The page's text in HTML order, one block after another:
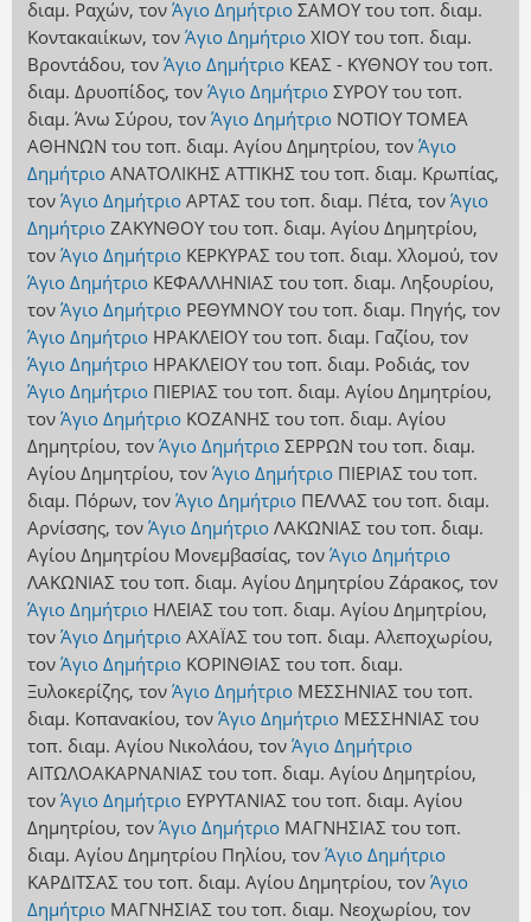
διαμ. Ραχών, τον Άγιο Δημήτριο ΣΑΜΟΥ του τοπ. διαμ.
Κοντακαιίκων, τον Άγιο Δημήτριο ΧΙΟΥ του τοπ. διαμ.
Βροντάδου, τον Άγιο Δημήτριο ΚΕΑΣ - ΚΥΘΝΟΥ του τοπ.
διαμ. Δρυοπίδος, τον Άγιο Δημήτριο ΣΥΡΟΥ του τοπ.
διαμ. Άνω Σύρου, τον Άγιο Δημήτριο ΝΟΤΙΟΥ ΤΟΜΕΑ
ΑΘΗΝΩΝ του τοπ. διαμ. Αγίου Δημητρίου, τον Άγιο
Δημήτριο ΑΝΑΤΟΛΙΚΗΣ ΑΤΤΙΚΗΣ του τοπ. διαμ. Κρωπίας,
τον Άγιο Δημήτριο ΑΡΤΑΣ του τοπ. διαμ. Πέτα, τον Άγιο
Δημήτριο ΖΑΚΥΝΘΟΥ του τοπ. διαμ. Αγίου Δημητρίου,
τον Άγιο Δημήτριο ΚΕΡΚΥΡΑΣ του τοπ. διαμ. Χλομού, τον
Άγιο Δημήτριο ΚΕΦΑΛΛΗΝΙΑΣ του τοπ. διαμ. Ληξουρίου,
τον Άγιο Δημήτριο ΡΕΘΥΜΝΟΥ του τοπ. διαμ. Πηγής, τον
Άγιο Δημήτριο ΗΡΑΚΛΕΙΟΥ του τοπ. διαμ. Γαζίου, τον
Άγιο Δημήτριο ΗΡΑΚΛΕΙΟΥ του τοπ. διαμ. Ροδιάς, τον
Άγιο Δημήτριο ΠΙΕΡΙΑΣ του τοπ. διαμ. Αγίου Δημητρίου,
τον Άγιο Δημήτριο ΚΟΖΑΝΗΣ του τοπ. διαμ. Αγίου
Δημητρίου, τον Άγιο Δημήτριο ΣΕΡΡΩΝ του τοπ. διαμ.
Αγίου Δημητρίου, τον Άγιο Δημήτριο ΠΙΕΡΙΑΣ του τοπ.
διαμ. Πόρων, τον Άγιο Δημήτριο ΠΕΛΛΑΣ του τοπ. διαμ.
Αρνίσσης, τον Άγιο Δημήτριο ΛΑΚΩΝΙΑΣ του τοπ. διαμ.
Αγίου Δημητρίου Μονεμβασίας, τον Άγιο Δημήτριο
ΛΑΚΩΝΙΑΣ του τοπ. διαμ. Αγίου Δημητρίου Ζάρακος, τον
Άγιο Δημήτριο ΗΛΕΙΑΣ του τοπ. διαμ. Αγίου Δημητρίου,
τον Άγιο Δημήτριο ΑΧΑΪΑΣ του τοπ. διαμ. Αλεποχωρίου,
τον Άγιο Δημήτριο ΚΟΡΙΝΘΙΑΣ του τοπ. διαμ.
Ξυλοκερίζης, τον Άγιο Δημήτριο ΜΕΣΣΗΝΙΑΣ του τοπ.
διαμ. Κοπανακίου, τον Άγιο Δημήτριο ΜΕΣΣΗΝΙΑΣ του
τοπ. διαμ. Αγίου Νικολάου, τον Άγιο Δημήτριο
ΑΙΤΩΛΟΑΚΑΡΝΑΝΙΑΣ του τοπ. διαμ. Αγίου Δημητρίου,
τον Άγιο Δημήτριο ΕΥΡΥΤΑΝΙΑΣ του τοπ. διαμ. Αγίου
Δημητρίου, τον Άγιο Δημήτριο ΜΑΓΝΗΣΙΑΣ του τοπ.
διαμ. Αγίου Δημητρίου Πηλίου, τον Άγιο Δημήτριο
ΚΑΡΔΙΤΣΑΣ του τοπ. διαμ. Αγίου Δημητρίου, τον Άγιο
Δημήτριο ΜΑΓΝΗΣΙΑΣ του τοπ. διαμ. Νεοχωρίου, τον